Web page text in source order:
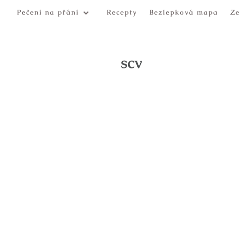
Pečení na přání Recepty Bezlepková mapa
scv